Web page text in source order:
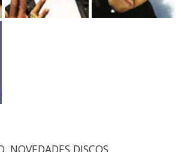
NOVEDADES DISCOS